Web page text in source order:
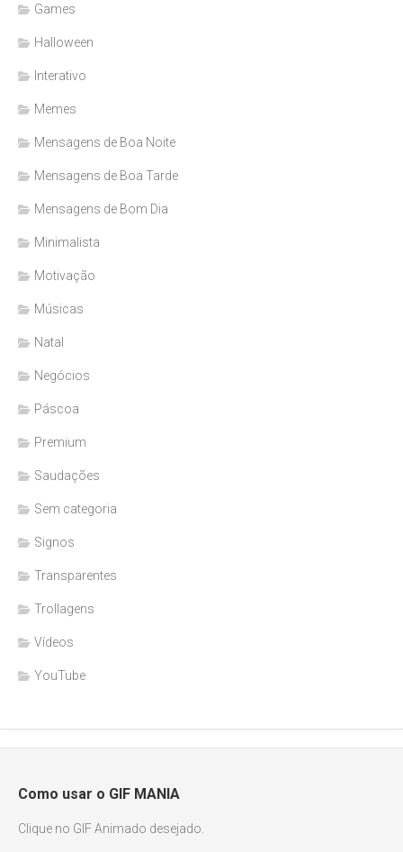
Games
Halloween
Interativo
Memes
Mensagens de Boa Noite
Mensagens de Boa Tarde
Mensagens de Bom Dia
Minimalista
Motivação
Músicas
Natal
Negócios
Páscoa
Premium
Saudações
Sem categoria
Signos
Transparentes
Trollagens
Vídeos
YouTube
Como usar o GIF MANIA
Clique no GIF Animado desejado.